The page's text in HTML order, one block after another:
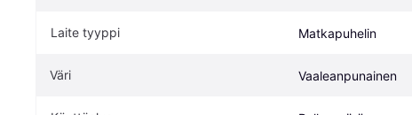
Laite tyyppi Matkapuhelin
Väri Vaaleanpunainen